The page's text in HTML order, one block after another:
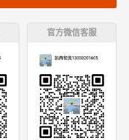
官方微信客服